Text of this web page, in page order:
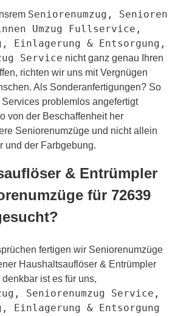
Seniorenumzug, Senioren
Umzug Fullservice,
Einlagerung & Entsorgung,
Service nicht ganz genau Ihren
richten wir uns mit Vergnügen
Als Sonderanfertigungen? So
problemlos angefertigt
von der Beschaffenheit her
Seniorenumzüge und nicht allein
und der Farbgebung.
& Entrümpler
für 72639
fertigen wir Seniorenumzüge
Haushaltsauflöser & Entrümpler
ist es für uns,
Seniorenumzug Service,
Einlagerung & Entsorgung